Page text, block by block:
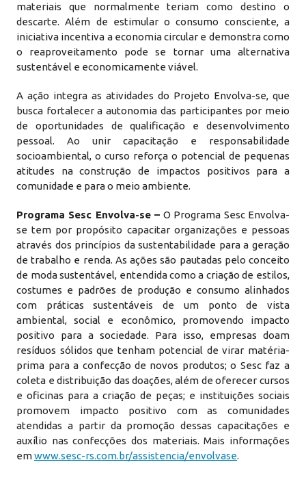
materiais que normalmente teriam como destino o
descarte. Além de estimular o consumo consciente, a
iniciativa incentiva a economia circular e demonstra como
o reaproveitamento pode se tornar uma alternativa
sustentável e economicamente viável.
A ação integra as atividades do Projeto Envolva-se, que
busca fortalecer a autonomia das participantes por meio
de oportunidades de qualificação e desenvolvimento
pessoal. Ao unir capacitação e responsabilidade
socioambiental, o curso reforça o potencial de pequenas
atitudes na construção de impactos positivos para a
comunidade e para o meio ambiente.
Programa Sesc Envolva-se – O Programa Sesc Envolva-
se tem por propósito capacitar organizações e pessoas
através dos princípios da sustentabilidade para a geração
de trabalho e renda. As ações são pautadas pelo conceito
de moda sustentável, entendida como a criação de estilos,
costumes e padrões de produção e consumo alinhados
com práticas sustentáveis de um ponto de vista
ambiental, social e econômico, promovendo impacto
positivo para a sociedade. Para isso, empresas doam
resíduos sólidos que tenham potencial de virar matéria-
prima para a confecção de novos produtos; o Sesc faz a
coleta e distribuição das doações, além de oferecer cursos
e oficinas para a criação de peças; e instituições sociais
promovem impacto positivo com as comunidades
atendidas a partir da promoção dessas capacitações e
auxílio nas confecções dos materiais. Mais informações
emwww.sesc-rs.com.br/assistencia/envolvase.